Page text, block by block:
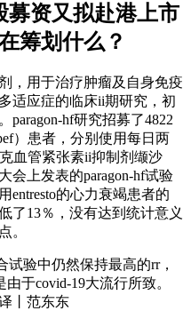
募资又拟赴港上市
筹划什么？
，用于治疗肿瘤及自身免疫
适应症的临床ii期研究，初
hf研究招募了4822
）患者，分别使用每日两
血管紧张素ii抑制剂缬沙
会上发表的paragon-hf试验
entresto的心力衰竭患者的
了13％，没有达到统计意义
。
验中仍然保持最高的rr，
于covid-19大流行所致。
丨范东东